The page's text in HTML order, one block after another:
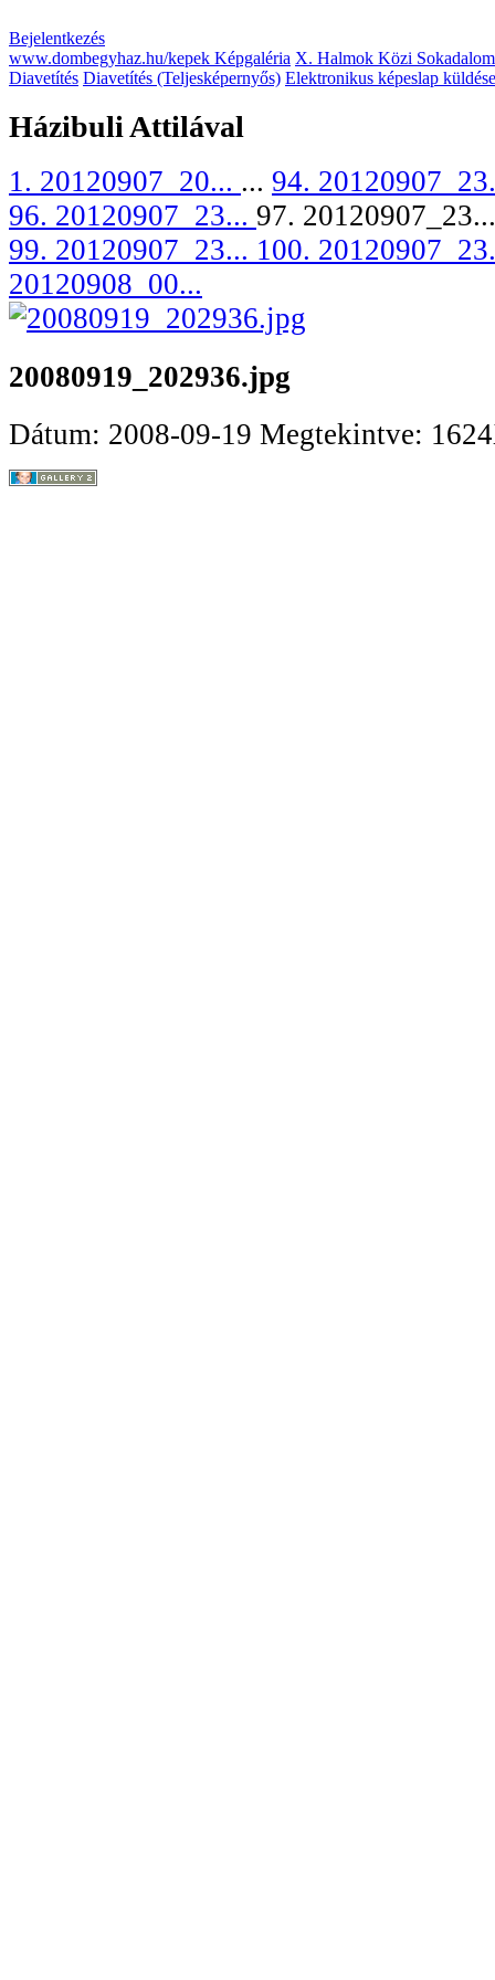
Bejelentkezés
www.dombegyhaz.hu/kepek Képgaléria X. Halmok Közi
Diavetítés Diavetítés (Teljesképernyős) Elektronikus képeslap
Házibuli Attilával
1. 20120907_20... ... 94.
96. 20120907_23... 97.
99. 20120907_23... 100.
20120908_00...
20080919_202936.jpg
Dátum: 2008-09-19 Megtekintve: